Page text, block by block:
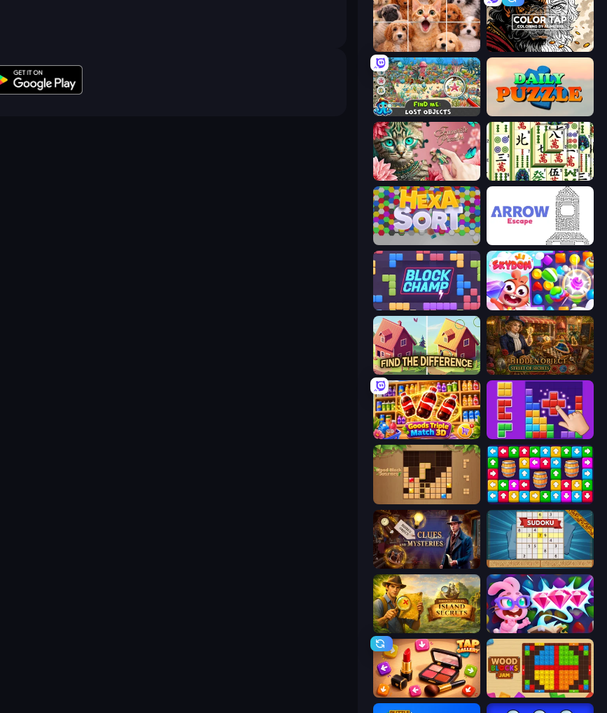
Jigpic Solitaire Color Tap: Coloring by Numbers
Find Me: Lost Objects
Favorite Puzzles Mahjong Shanghai
Arrow Escape
Block Champ Skydom
Find The Difference Hidden Object: Street Of Secrets
Goods Triple Match 3D BlockBuster Puzzle
Wood Block Journey Tap Away Story
Hidden Object: Clues and Mysteries Sudoku Online
Hidden Objects: Island Secrets Skydom: Reforged
Tap Gallery Wood Blocks Jam